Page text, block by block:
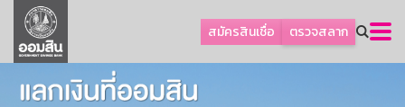
สมัครสินเชื่อ ตรวจสลาก
ลูกค้าธุรกิจ
ลูกค้าผู้ประกอบรายย่อย
โปรโมชัน
